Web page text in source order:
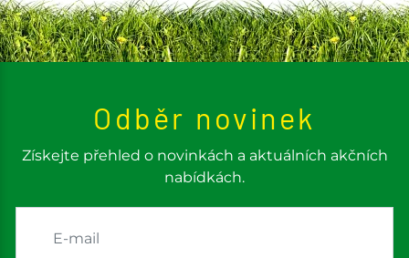
Odběr novinek
Získejte přehled o novinkách a aktuálních akčních
nabídkách.